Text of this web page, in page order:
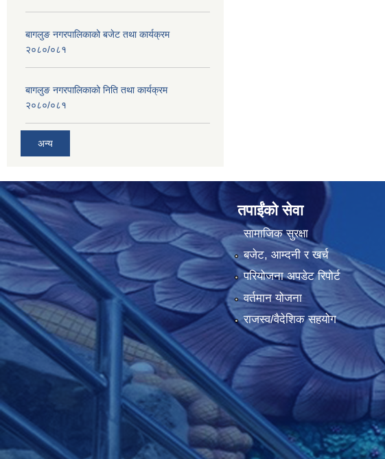
बागलुङ नगरपालिकाको बजेट तथा कार्यक्रम
२०८०/०८१
बागलुङ नगरपालिकाको निति तथा कार्यक्रम
२०८०/०८१
अन्य
तपाईंको सेवा
सामाजिक सुरक्षा
बजेट, आम्दनी र खर्च
परियोजना अपडेट रिपोर्ट
वर्तमान योजना
राजस्व/वैदेशिक सहयोग